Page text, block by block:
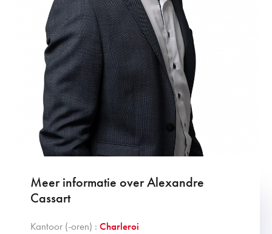
Meer informatie over Alexandre
Cassart
Kantoor (-oren) : Charleroi